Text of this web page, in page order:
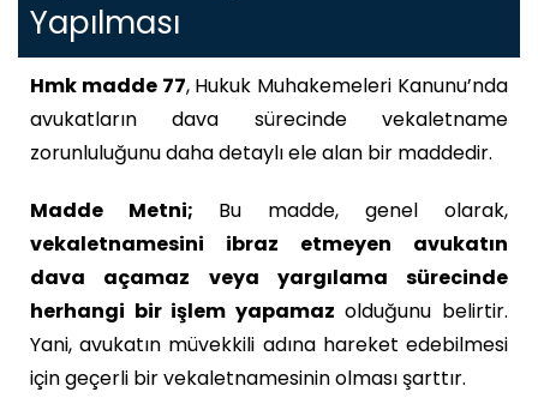
Yapılması
Hmk madde 77, Hukuk Muhakemeleri Kanunu’nda
avukatların dava sürecinde vekaletname
zorunluluğunu daha detaylı ele alan bir maddedir.
Madde Metni; Bu madde, genel olarak,
vekaletnamesini ibraz etmeyen avukatın
dava açamaz veya yargılama sürecinde
herhangi bir işlem yapamaz olduğunu belirtir.
Yani, avukatın müvekkili adına hareket edebilmesi
için geçerli bir vekaletnamesinin olması şarttır.